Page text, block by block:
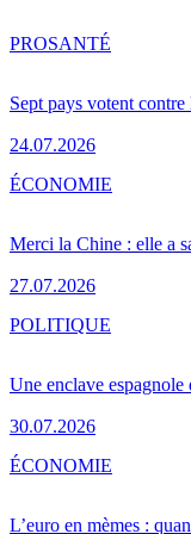
Sept pays votent
24.07.2026
PROSANTÉ
Merci la Chine : elle a
27.07.2026
ÉCONOMIE
Une enclave
30.07.2026
POLITIQUE
L’euro en mèmes :
ÉCONOMIE